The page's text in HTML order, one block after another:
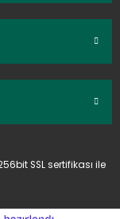
SSL sertifikası ile